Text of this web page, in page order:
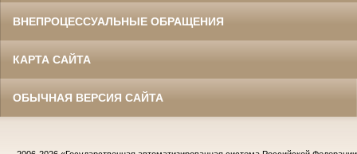
ВНЕПРОЦЕССУАЛЬНЫЕ ОБРАЩЕНИЯ
КАРТА САЙТА
ОБЫЧНАЯ ВЕРСИЯ САЙТА